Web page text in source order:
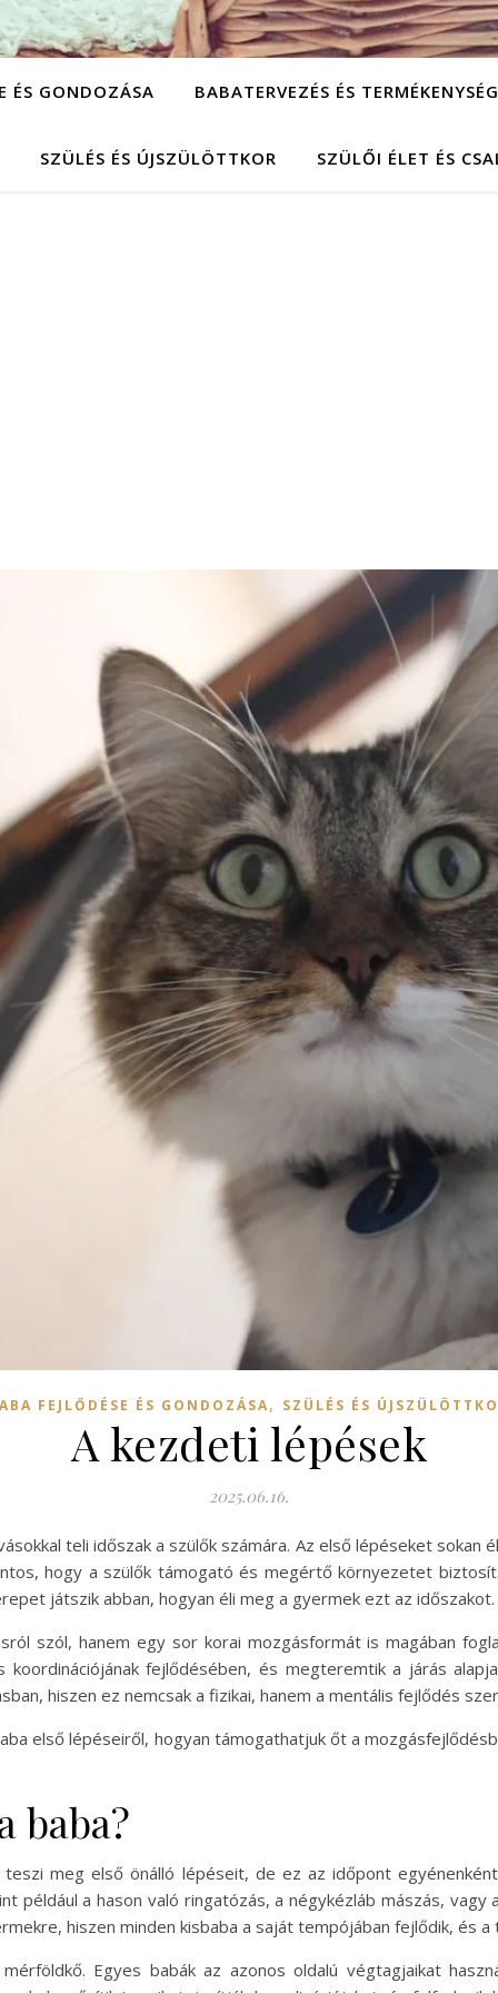
ÉS GONDOZÁSA BABATERVEZÉS ÉS TERMÉKENYSÉG
SZÜLÉS ÉS ÚJSZÜLÖTTKOR SZÜLŐI ÉLET ÉS
FEJLŐDÉSE ÉS GONDOZÁSA, SZÜLÉS ÉS
A kezdeti lépések
2025.06.16.
teli időszak a szülők számára. Az első lépéseket sokan
hogy a szülők támogató és megértő környezetet
játszik abban, hogyan éli meg a gyermek ezt az időszakot.
szól, hanem egy sor korai mozgásformát is magában
fejlődésében, és megteremtik a járás
hiszen ez nemcsak a fizikai, hanem a mentális fejlődés
első lépéseiről, hogyan támogathatjuk őt a
baba?
meg első önálló lépéseit, de ez az időpont
például a hason való ringatózás, a négykézláb mászás,
hiszen minden kisbaba a saját tempójában fejlődik, és
Egyes babák az azonos oldalú végtagjaikat